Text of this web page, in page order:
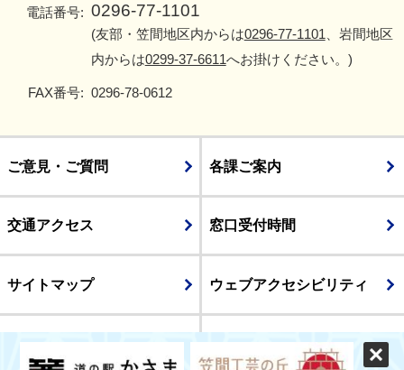
電話番号: 0296-77-1101
(友部・笠間地区内からは0296-77-1101 、岩間地区
内からは0299-37-6611へお掛けください。)
FAX番号: 0296-78-0612
ご意見・ご質問 各課ご案内
交通アクセス 窓口受付時間
サイトマップ ウェブアクセシビリティ
個人情報保護方針 ホーム